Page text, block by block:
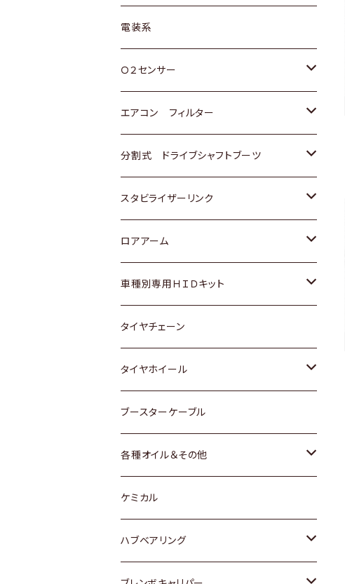
日野
三菱
スバル
マツダ
三菱
スバル
日産
ダイハツ
マツダ
三菱
スバル
スズキ
ダイハツ
三菱
スバル
トヨタ
ホンダ
スズキ
日産
いすゞ
ダイハツ
マツダ
三菱
スバル
レクサス
電装系
Ｏ２センサー
トヨタ
ホンダ
スズキ
日産
ダイハツ
マツダ
三菱
スバル
エアコン フィルター
トヨタ
ホンダ
スズキ
日産
いすゞ
ダイハツ
マツダ
三菱
スバル
分割式 ドライブシャフトブーツ
トヨタ
ホンダ
スズキ
日産
ダイハツ
スバル
スタビライザーリンク
トヨタ
ホンダ
スズキ
日産
ダイハツ
マツダ
ロアアーム
ホンダ
スズキ
日産
ダイハツ
マツダ
スバル
車種別専用ＨＩＤキット
トヨタ
マツダ
タイヤチェーン
タイヤホイール
トヨタ
ホンダ
スズキ
日産
ブースターケーブル
各種オイル＆その他
ディーデル洗浄添加剤
ケミカル
ハブベアリング